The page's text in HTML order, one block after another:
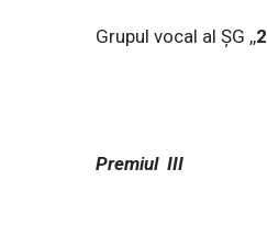
Grupul vocal al ȘG ,,2
Premiul III